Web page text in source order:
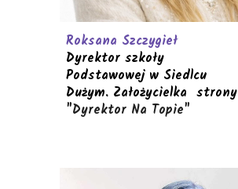
Roksana Szczygieł
Dyrektor szkoły
Podstawowej w Siedlcu
Dużym. Założycielka strony
"Dyrektor Na Topie"